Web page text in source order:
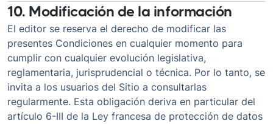
10. Modificación de la información
El editor se reserva el derecho de modificar las
presentes Condiciones en cualquier momento para
cumplir con cualquier evolución legislativa,
reglamentaria, jurisprudencial o técnica. Por lo tanto, se
invita a los usuarios del Sitio a consultarlas
regularmente. Esta obligación deriva en particular del
artículo 6-III de la Ley francesa de protección de datos